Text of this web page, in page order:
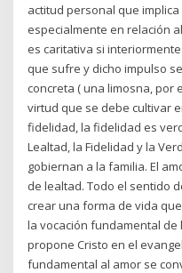
actitud personal que
especialmente en relación
es caritativa si
que sufre y dicho impulso
concreta ( una limosna, por
virtud que se debe cultivar
fidelidad, la fidelidad es
Lealtad, la Fidelidad y la
gobiernan a la familia. El
de lealtad. Todo el sentido
crear una forma de vida
la vocación fundamental de
propone Cristo en el
fundamental al amor se